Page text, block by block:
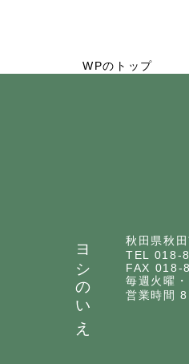
WPのトップ
ヨシのいえ
秋田県秋
TEL 018-
FAX 018-
毎週火曜
営業時間